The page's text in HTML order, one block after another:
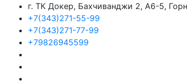
г. ТК Докер, Бахчиванджи 2, А6-5,
+7(343)271-55-99
+7(343)271-77-99
+79826945599